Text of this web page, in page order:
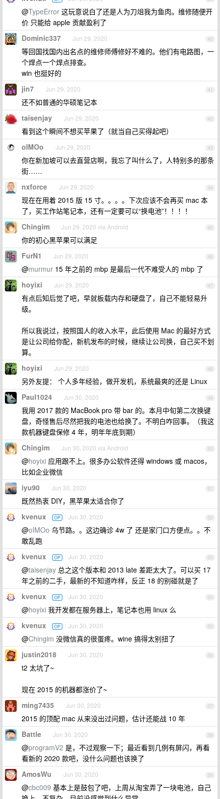
@TypeError 这玩意说白了还是人为刀俎我为鱼肉。维修随便开
价 只能给 apple 贡献盈利了
40
Dominic337 Jun 29, 2020
等回国找国内出名点的维修师傅修好不难的。他们有电路图，一
个焊点一个焊点排查。
win 也挺好的
41
jin7 Jun 29, 2020
还不如普通的华硕笔记本
42
taisenjay Jun 29, 2020
看到这个瞬间不想买苹果了（就当自己买得起吧）
43
oIMOo Jun 29, 2020
你在新加坡可以去直营店啊，我忘了叫什么了，人特别多的那条
街……
44
nxforce Jun 29, 2020
现在在用着 2015 版 15 寸。。。。下次应该不会再买 mac 本
了，买工作站笔记本，还有一定要可以“换电池”！！！！
45
Chingim Jun 29, 2020 via Android
你的初心黑苹果可以满足
46
FurN1 Jun 29, 2020
@murmur 15 年之前的 mbp 是最后一代不难受人的 mbp 了
47
hoyixi Jun 29, 2020
有点后知后觉了吧，早就板载内存和硬盘了，自己不能轻易升
级。
所以我说过，按照国人的收入水平，此后使用 Mac 的最好方式
是让公司给你配，新机发布的时候，继续让公司换，自己买不划
算。
48
hoyixi Jun 29, 2020
另外友提： 个人多年经验，做开发机，系统最爽的还是 Linux
49
Paul1024 Jun 30, 2020
我用 2017 款的 MacBook pro 带 bar 的。本月中旬第二次换键
盘，奇怪售后尽然把我的电池也给换了。不明白咋回事。（我这
款机器键盘保修 4 年，明年年底到期）
50
Chingim Jun 30, 2020 via Android
@hoyixi 应用跟不上。很多办公软件还得 windows 或 macos，
比如企业微信
51
iyu90 Jun 30, 2020
既然热衷 DIY，黑苹果太适合你了
52
kvenux OP Jun 30, 2020
@oIMOo 乌节路。。这边确诊 4w 了 还是家门口方便点。。不
敢乱跑
53
kvenux OP Jun 30, 2020
@taisenjay 总之这个版本和 2013 late 差距太大了。可以买 17
年之前的二手，最新的不知道咋样，反正 18 的别碰就是了
54
kvenux OP Jun 30, 2020
@hoyixi 我开发都在服务器上，笔记本也用 linux 么
55
kvenux OP Jun 30, 2020
@Chingim 没微信真的很蛋疼。wine 搞得太别扭了
56
justin2018 Jun 30, 2020
t2 太坑了~
现在 2015 的机器都涨价了~
57
ming7435 Jun 30, 2020
2015 的顶配 mac 从来没出过问题，估计还能战 10 年
58
Battle Jun 30, 2020
@programV2 是，不过观察一下；最近看到几例有屏闪，再看
看新的 2020 款吧，没什么问题也该换了
59
AmosWu Jun 30, 2020
@cbc009 基本上是鼓包了吧，上周从淘宝弄了一块电池，自己